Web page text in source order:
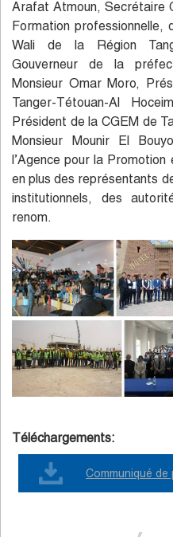
Arafat Atmoun, Secrétaire
Formation professionnelle,
Wali de la Région
Gouverneur de la
Monsieur Omar Moro,
Tanger-Tétouan-Al
Président de la CGEM de
Monsieur Mounir El
l’Agence pour la
en plus des représentants
institutionnels, des
renom.
Téléchargements:
Communiqué de